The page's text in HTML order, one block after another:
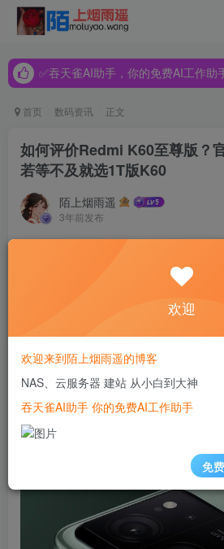
✅吞天雀AI助手，你的免费AI工作助手，支持gpt-
✅吞天雀AI助手，你的免费AI工作助手，支持gpt-
首页 数码资讯 正文
如何评价Redmi K60至尊版？
若等不及就选1T版K60
陌上烟雨遥
3年前发布
Redmi K60至尊版已经定档8月14日晚
整体来看应该是比较让人期待的。稍
K60至尊版的不少核心参数已经出炉
9200+芯片，整机性能跑分超过177万
和1.5K超高分辨率稳定同开。另外，
配备24GB+1TB存储组合，据悉后台
欢迎
欢迎来到陌上烟雨遥的博客
NAS、云服务器 建站 从小白到大神
吞天雀AI助手 你的免费AI工作助手
免